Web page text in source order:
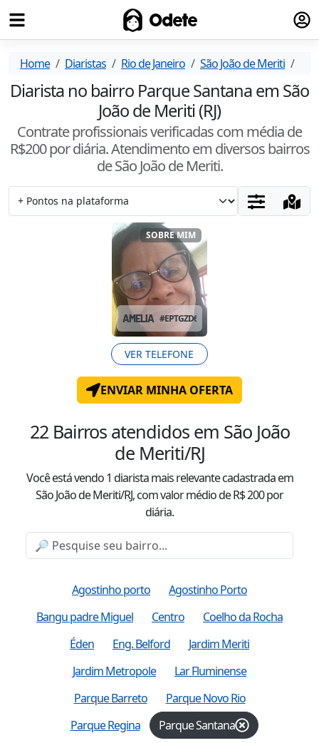
Odete
Home Diaristas Rio de Janeiro São João de Meriti
Diarista no bairro Parque Santana em São
João de Meriti (RJ)
Contrate profissionais verificadas com média de
R$200por diária. Atendimentoem diversos bairros
de São João de Meriti.
SOBRE MIM
AMELIA #EPTGZD6U
VER TELEFONE
ENVIAR MINHA OFERTA
22 Bairros atendidos em São João
de Meriti/RJ
Você está vendo1 diarista mais relevante cadastrada em
São João de Meriti/RJ, com valormédiode R$200por
diária.
Agostinho porto
Agostinho Porto
Bangu padre Miguel
Centro
Coelho da Rocha
Éden
Eng. Belford
Jardim Meriti
Jardim Metropole
Lar Fluminense
Parque Barreto
Parque Novo Rio
Parque Regina
Parque Santana